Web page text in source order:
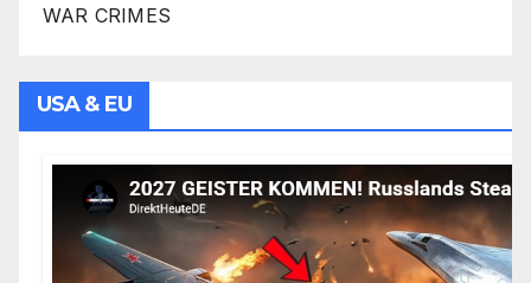
WAR CRIMES
USA & EU